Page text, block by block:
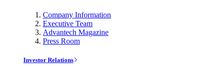
Company Information
Executive Team
Advantech Magazine
Press Room
Investor Relations